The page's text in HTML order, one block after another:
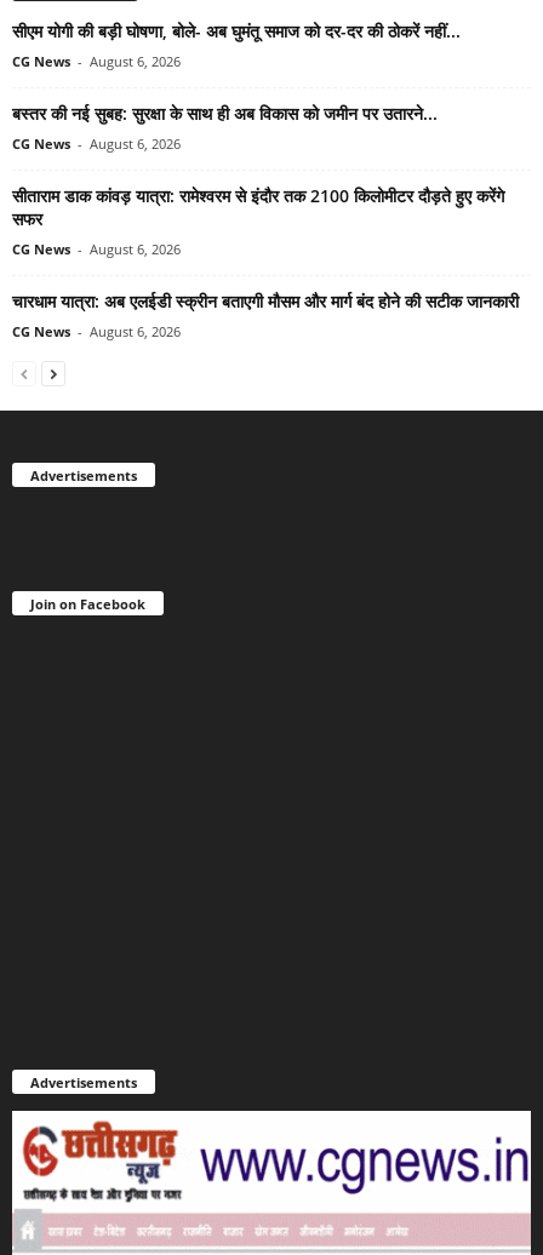
सीएम योगी की बड़ी घोषणा, बोले- अब घुमंतू समाज को दर-दर की ठोकरें नहीं...
CG News - August 6, 2026
बस्तर की नई सुबह: सुरक्षा के साथ ही अब विकास को जमीन पर उतारने...
CG News - August 6, 2026
सीताराम डाक कांवड़ यात्रा: रामेश्वरम से इंदौर तक 2100 किलोमीटर दौड़ते हुए करेंगे
सफर
CG News - August 6, 2026
चारधाम यात्रा: अब एलईडी स्क्रीन बताएगी मौसम और मार्ग बंद होने की सटीक जानकारी
CG News - August 6, 2026
Advertisements
Join on Facebook
Advertisements